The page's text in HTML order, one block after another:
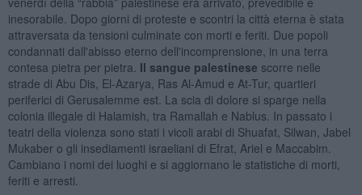
inesorabile. Dopo giorni di proteste e scontri la città eterna è stata
attraversata da tensioni culminate con morti e feriti. Due popoli
condannati dall'abisso eterno dell'incomprensione, in una terra
contesa pietra per pietra. Il sangue palestinese scorre nelle
strade di Abu Dis, El-Azarya, Ras Al-Amud e At-Tur, quartieri
periferici di Gerusalemme est. La scia di dolore si sparge nella
colonia illegale di Halamish, tra Ramallah e Nablus. In passato i
teatri della violenza sono stati i vicoli arabi di Shuafat, Silwan, Jabel
Mukaber o gli insediamenti israeliani di Efrat, Ariel e Maccabim.
Cambiano i nomi dei luoghi e si aggiornano le statistiche di morti,
feriti e arresti.